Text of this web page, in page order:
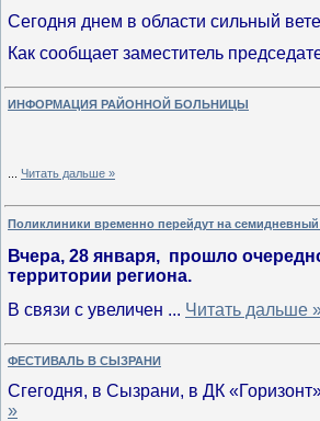
Cегодня днем в области сильный
Как сообщает заместитель
ИНФОРМАЦИЯ РАЙОННОЙ БОЛЬНИЦЫ
Читать дальше »
Поликлиники временно перейдут на
Вчера, 28 января, прошло
территории региона.
В связи с увеличен ... Читать дальше
ФЕСТИВАЛЬ В СЫЗРАНИ
Сгегодня, в Сызрани, в ДК
»